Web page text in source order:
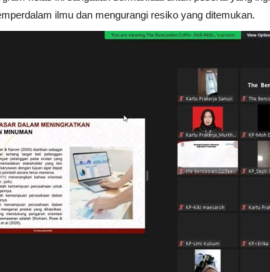
ilmu dan mengurangi resiko yang ditemukan.